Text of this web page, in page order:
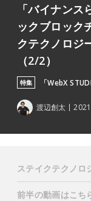
「バイナン
ックブロック
クテクノロジ
（2/2）
特集 「WebX
渡辺創太
ステイクテクノロ
前半の動画はこち